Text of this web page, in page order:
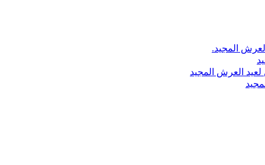
المجيد.
العرش المجيد